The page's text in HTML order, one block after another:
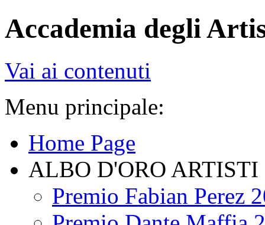
Accademia degli
Vai ai contenuti
Menu principale:
Home Page
ALBO D'ORO ARTISTI
Premio Fabian Perez